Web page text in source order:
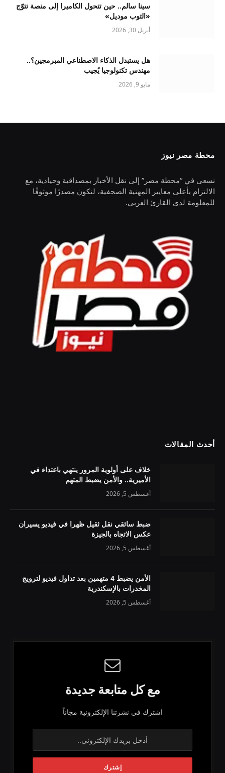
سينا سالم.. حين تتحول الكاميرا إلى منصة تتوّج
«التوب موديل»
أبريل 30, 2026
هل يستبدل الذكاء الاصطناعي المبرمجين؟..
مهندس تكنولوجيا يُجيب
مايو 9, 2026
محطة مصر نيوز
نسعى في “محطة مصر” إلى نقل الأخبار بمصداقية وحيادية، مع
الالتزام بأعلى معايير المهنية الصحفية، لنكون مصدرًا موثوقًا
للمعلومة لدى القارئ العربي.
أحدث المقالات
خلاف على أولوية المرور ينتهي باعتداء في
الأميرية.. والأمن يضبط المتهم
أغسطس 5, 2026
ضبط سائقي نقل ثقيل ظهرا في فيديو يسيران
عكس الاتجاه بالجيزة
أغسطس 5, 2026
الأمن يضبط 4 متهمين بعد تداول فيديو لترويج
المخدرات بالإسكندرية
أغسطس 5, 2026
مع كل متابعة جديدة
اشترك في نشرتنا الإلكترونية مجاناً